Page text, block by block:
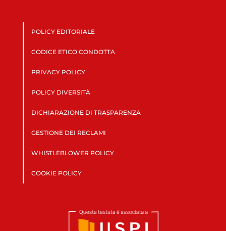
POLICY EDITORIALE
CODICE ETICO CONDOTTA
PRIVACY POLICY
POLICY DIVERSITÀ
DICHIARAZIONE DI TRASPARENZA
GESTIONE DEI RECLAMI
WHISTLEBLOWER POLICY
COOKIE POLICY